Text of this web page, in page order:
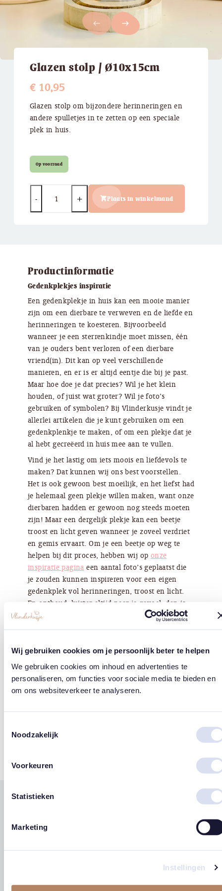
Wij gebruiken cookies om je persoonlijk beter te helpen
We gebruiken cookies om inhoud en advertenties te
personaliseren, om functies voor sociale media te bieden en
om ons websiteverkeer te analyseren.
Noodzakelijk
Voorkeuren
Statistieken
Marketing
Instellingen
west east
Glazen stolp / Ø10x15cm
€10,95
Glazen stolp om bijzondere herinneringen en
andere spulletjes in te zetten op een speciale
plek in huis.
Op voorraad
Plaats in winkelmand
Productinformatie
Gedenkplekjes inspiratie
Een gedenkplekje in huis kan een mooie manier
zijn om een dierbare te verweven en de liefde en
herinneringen te koesteren. Bijvoorbeeld
wanneer je een sterrenkindje moet missen, één
van je ouders bent verloren of een dierbare
vriend(in). Dit kan op veel verschillende
manieren, en er is er altijd eentje die bij je past.
Maar hoe doe je dat precies? Wil je het klein
houden, of juist wat groter? Wil je foto’s
gebruiken of symbolen? Bij Vlinderkusje vindt je
allerlei artikelen die je kunt gebruiken om een
gedenkplenkje te maken, of om een plekje dat je
al hebt gecreëerd in huis mee aan te vullen.
Vind je het lastig om iets moois en liefdevols te
maken? Dat kunnen wij ons best voorstellen.
Het is ook gewoon best moeilijk, en het liefst had
je helemaal geen plekje willen maken, want onze
dierbaren hadden er gewoon nog steeds moeten
zijn! Maar een dergelijk plekje kan een beetje
troost en licht geven wanneer je zoveel verdriet
en gemis ervaart. Om je een beetje op weg te
helpen bij dit proces, hebben wij op onze
inspiratie pagina een aantal foto’s geplaatst die
je zouden kunnen inspireren voor een eigen
gedenkplek vol herinneringen, troost en licht.
En onthoud, luister altijd naar je gevoel, dan is
alles goed!
Specificaties
Afmetingen
Ø12,5x17cm
Materiaal
De stolp is gemaakt van glas en hout